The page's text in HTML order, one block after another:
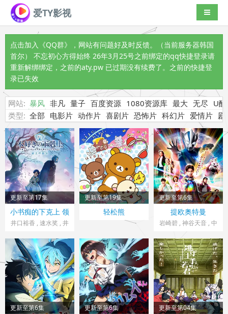
爱TY影视 导航切
点击加入《QQ群》
，网站有问题好及时反馈。（当前服务器韩国
首尔） 不忘初心方得始终 26年3月25号之前绑定的qq快捷登录请
重新解绑绑定，之前的aty.pw 已过期没有续费了。之前的快捷登
录已失效
网站: 暴风 非凡 量子 百度资源 1080资源库 最大 无尽 U酷
类型: 全部 电影片 动作片 喜剧片 恐怖片 科幻片 爱情片 剧
更新至第17集
日本> 日韩动漫
2026 导演：岩崎良明
小书痴的下克上 领
主的养女
井口裕香 , 速水奖 , 井
裕香 , 森川智之 , 井上
喜久子 , 梅原裕一郎 ,
濑户麻沙美 , 东山奈
央 , 子安武人 , 前野智
昭 , 田村睦心 , 狩野翔
, 三瓶由布子 , 安野希
更新至第19集
日本> 日韩动漫
2026 导演：板津匡览
轻松熊
更新至第6集
日本> 日韩动漫
2026 导演：二宫崇
提欧奥特曼
岩崎碧 , 神谷天音 , 中
田乃爱 , 上村侑 , 森本
龙马 , 小林优 , 槙田雄
司 , 福岛莉拉
更新至第6集
更新至第6集
更新至第04集